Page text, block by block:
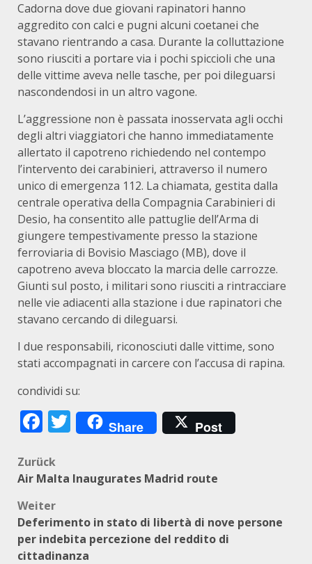
Cadorna dove due giovani rapinatori hanno
aggredito con calci e pugni alcuni coetanei che
stavano rientrando a casa. Durante la colluttazione
sono riusciti a portare via i pochi spiccioli che una
delle vittime aveva nelle tasche, per poi dileguarsi
nascondendosi in un altro vagone.
L’aggressione non è passata inosservata agli occhi
degli altri viaggiatori che hanno immediatamente
allertato il capotreno richiedendo nel contempo
l’intervento dei carabinieri, attraverso il numero
unico di emergenza 112. La chiamata, gestita dalla
centrale operativa della Compagnia Carabinieri di
Desio, ha consentito alle pattuglie dell’Arma di
giungere tempestivamente presso la stazione
ferroviaria di Bovisio Masciago (MB), dove il
capotreno aveva bloccato la marcia delle carrozze.
Giunti sul posto, i militari sono riusciti a rintracciare
nelle vie adiacenti alla stazione i due rapinatori che
stavano cercando di dileguarsi.
I due responsabili, riconosciuti dalle vittime, sono
stati accompagnati in carcere con l’accusa di rapina.
condividi su:
Facebook
Twitter
Share Post
Beitragsnavigation
Zurück
Air Malta Inaugurates Madrid route
Weiter
Deferimento in stato di libertà di nove persone
per indebita percezione del reddito di
cittadinanza